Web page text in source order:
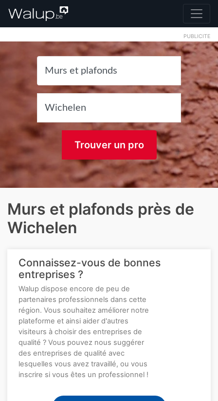
PUBLICITE
Trouver un pro
Murs et plafonds près de
Wichelen
Connaissez-vous de bonnes
entreprises ?
Walup dispose encore de peu de
partenaires professionnels dans cette
région. Vous souhaitez améliorer notre
plateforme et ainsi aider d'autres
visiteurs à choisir des entreprises de
qualité ? Vous pouvez nous suggérer
des entreprises de qualité avec
lesquelles vous avez travaillé, ou vous
inscrire si vous êtes un professionnel !